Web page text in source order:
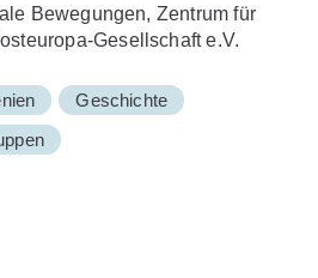
Bewegungen, Zentrum für
Gesellschaft e.V.
Geschichte